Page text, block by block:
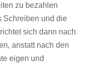
zu bezahlen
Schreiben und die
sich dann nach
anstatt nach den
eigen und